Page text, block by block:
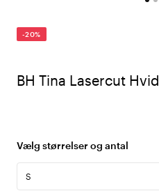
-20%
BH Tina Lasercut Hvid
Vælg størrelser og antal
S